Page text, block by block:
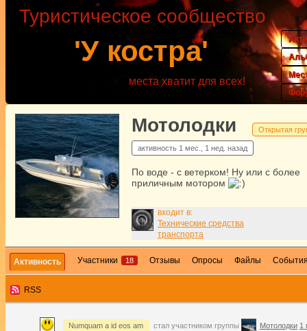
'У костра'
Туристическое сообщество
места хватит для всех!
Мотолодки Открытая
активность 1 мес., 1 нед. назад
По воде - с ветерком! Ну или с более
приличным мотором
входит в:
Технические средства
транспорта
Активность Участники 18 Отзывы Опросы Файлы
RSS
Numquam a id eos am стал участником группы Мотолодки 1